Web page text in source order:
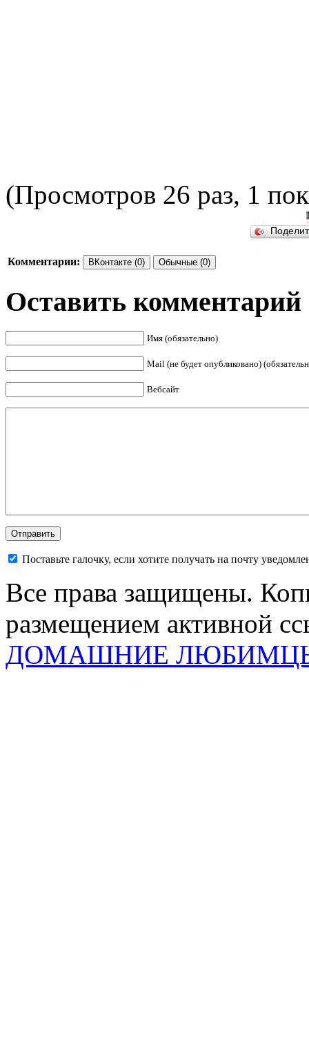
(Просмотров 26 раз, 1
Комментарии: ВКонтакте (0) Обычные (0)
Оставить комментарий
Имя (обязательно)
Mail (не будет опубликовано)
Вебсайт
Поставьте галочку, если хотите получать на почту
Все права защищены.
размещением активной
ДОМАШНИЕ